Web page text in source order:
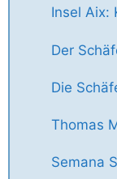
Insel Aix:
Der
Die
Thomas
Semana